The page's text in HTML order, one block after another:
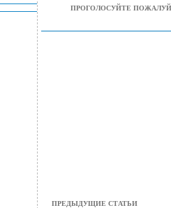
ПРОГОЛОСУЙТЕ
ПРЕДЫДУЩИЕ СТАТЬИ